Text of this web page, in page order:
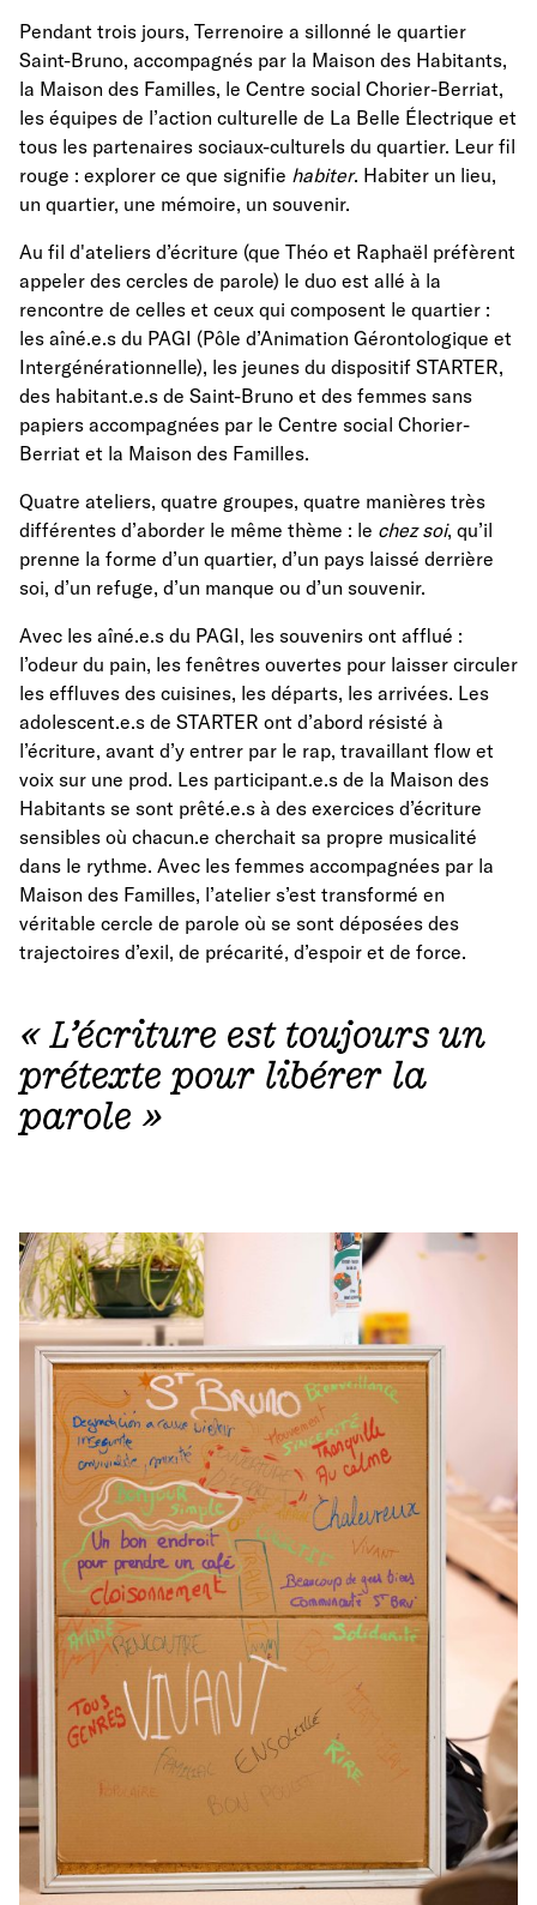
Pendant trois jours, Terrenoire a sillonné le quartier
Saint-Bruno, accompagnés par la Maison des Habitants,
la Maison des Familles, le Centre social Chorier-Berriat,
les équipes de l’action culturelle de La Belle Électrique et
tous les partenaires sociaux-culturels du quartier. Leur fil
rouge : explorer ce que signifie habiter. Habiter un lieu,
un quartier, une mémoire, un souvenir.
Au fil d'ateliers d’écriture (que Théo et Raphaël préfèrent
appeler des cercles de parole) le duo est allé à la
rencontre de celles et ceux qui composent le quartier :
les aîné.e.s du PAGI (Pôle d’Animation Gérontologique et
Intergénérationnelle), les jeunes du dispositif STARTER,
des habitant.e.s de Saint-Bruno et des femmes sans
papiers accompagnées par le Centre social Chorier-
Berriat et la Maison des Familles.
Quatre ateliers, quatre groupes, quatre manières très
différentes d’aborder le même thème : le chez soi, qu’il
prenne la forme d’un quartier, d’un pays laissé derrière
soi, d’un refuge, d’un manque ou d’un souvenir.
Avec les aîné.e.s du PAGI, les souvenirs ont afflué :
l’odeur du pain, les fenêtres ouvertes pour laisser circuler
les effluves des cuisines, les départs, les arrivées. Les
adolescent.e.s de STARTER ont d’abord résisté à
l’écriture, avant d’y entrer par le rap, travaillant flow et
voix sur une prod. Les participant.e.s de la Maison des
Habitants se sont prêté.e.s à des exercices d’écriture
sensibles où chacun.e cherchait sa propre musicalité
dans le rythme. Avec les femmes accompagnées par la
Maison des Familles, l’atelier s’est transformé en
véritable cercle de parole où se sont déposées des
trajectoires d’exil, de précarité, d’espoir et de force.
« L’écriture est toujours un
prétexte pour libérer la
parole »